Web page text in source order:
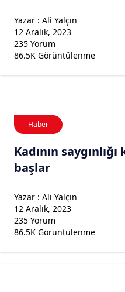
Yazar : Ali Yalçın
12 Aralık, 2023
235 Yorum
86.5K Görüntülenme
Haber
Kadının
başlar
Yazar : Ali Yalçın
12 Aralık, 2023
235 Yorum
86.5K Görüntülenme